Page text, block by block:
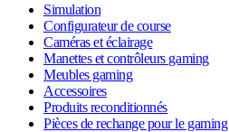
Simulation
Configurateur de course
Caméras et éclairage
Manettes et contrôleurs gaming
Meubles gaming
Accessoires
Produits reconditionnés
Pièces de rechange pour le gaming